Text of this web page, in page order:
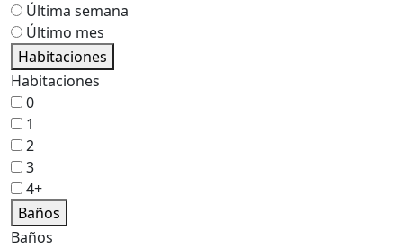
Última semana
Último mes
Habitaciones
Habitaciones
0
1
2
3
4+
Baños
Baños